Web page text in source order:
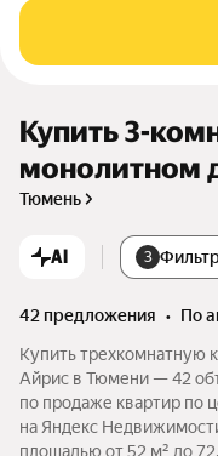
Купить 3-
монолитном
Тюмень
AI 3
42 предложения •
по
Купить трехкомнатную
Айрис в Тюмени — 42
по продаже квартир по
на Яндекс
площадью от 52 м² до